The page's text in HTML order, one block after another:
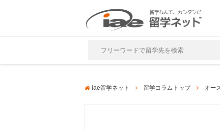
iae留学ネット 留学コラムトップ オー